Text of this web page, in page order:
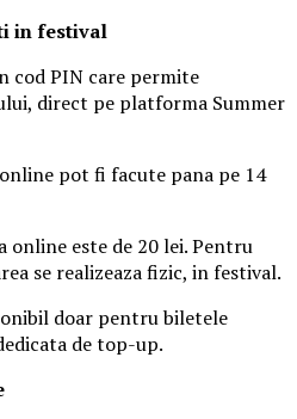
in festival
cod PIN care permite
direct pe platforma Summer
pot fi facute pana pe 14
online este de 20 lei. Pentru
se realizeaza fizic, in festival.
doar pentru biletele
de top-up.